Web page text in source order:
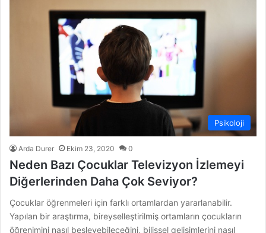
Psikoloji
Arda Durer Ekim 23, 2020 0
Neden Bazı Çocuklar Televizyon İzlemeyi
Diğerlerinden Daha Çok Seviyor?
Çocuklar öğrenmeleri için farklı ortamlardan yararlanabilir.
Yapılan bir araştırma, bireyselleştirilmiş ortamların çocukların
öğrenimini nasıl besleyebileceğini, bilişsel gelişimlerini nasıl